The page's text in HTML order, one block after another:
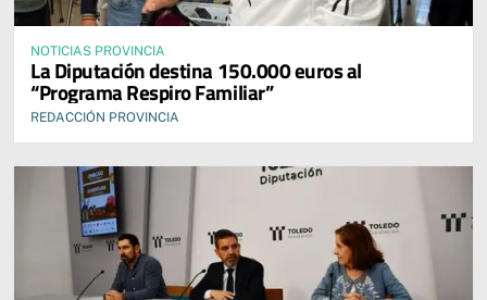
NOTICIAS PROVINCIA
La Diputación destina 150.000 euros al
“Programa Respiro Familiar”
REDACCIÓN PROVINCIA